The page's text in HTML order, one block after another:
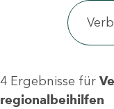
4 Ergebnisse für
regionalbeihilfen